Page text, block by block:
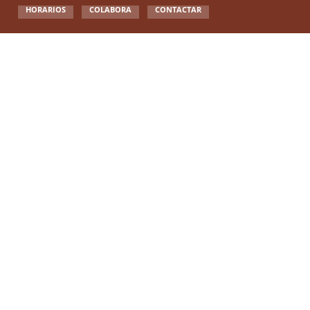
HORARIOS COLABORA CONTACTAR